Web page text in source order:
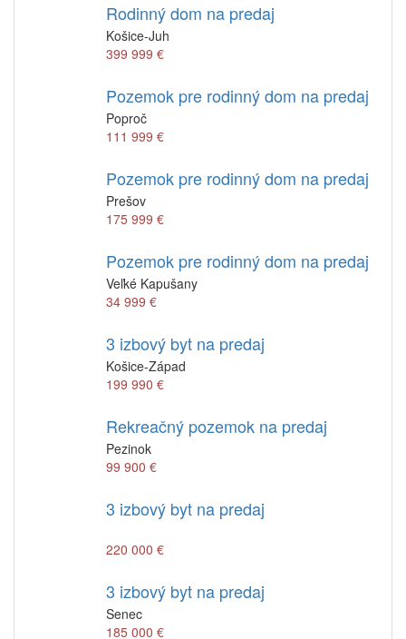
Rodinný dom na predaj
Košice-Juh
399 999 €
Pozemok pre rodinný dom na predaj
Poproč
111 999 €
Pozemok pre rodinný dom na predaj
Prešov
175 999 €
Pozemok pre rodinný dom na predaj
Veľké Kapušany
34 999 €
3 izbový byt na predaj
Košice-Západ
199 990 €
Rekreačný pozemok na predaj
Pezinok
99 900 €
3 izbový byt na predaj
220 000 €
3 izbový byt na predaj
Senec
185 000 €